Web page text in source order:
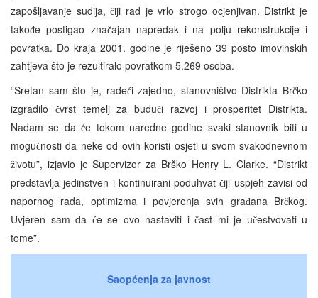
zapošljavanje sudija,čiji rad je vrlo strogo ocjenjivan. Distrikt je
takođe postigao značajan napredak i na polju rekonstrukcije i
povratka. Do kraja 2001. godine je riješeno 39 posto imovinskih
zahtjeva što je rezultiralo povratkom 5.269 osoba.
“Sretan sam što je, radeći zajedno, stanovništvo Distrikta Brčko
izgradilo
čvrst temelj za budući razvoj i prosperitet Distrikta.
Nadam se daće tokom naredne godine svaki stanovnik biti u
mogućnosti da neke od ovih koristi osjeti u svom svakodnevnom
životu”, izjavio je Supervizor za Brško Henry L. Clarke. “Distrikt
predstavlja jedinstven i kontinuirani poduhvatčiji uspjeh zavisi od
napornog rada, optimizma i povjerenja svih građana Brčkog.
Uvjeren sam da će se ovo nastaviti i čast mi je učestvovati u
tome”.
Saopćenja za javnost